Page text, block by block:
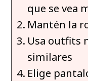
que se vea
Mantén la
Usa outfits
similares
Elige